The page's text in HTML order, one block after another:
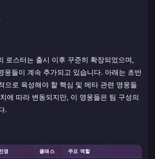
로스터는 출시 이후 꾸준히 확장되었으며,
웅들이 계속 추가되고 있습니다. 아래는 초반
으로 육성해야 할 핵심 및 메타 관련 영웅들
에 따라 변동되지만, 이 영웅들은 팀 구성의
.
영 클래스 주요 역할